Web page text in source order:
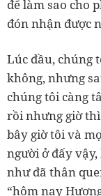
để làm sao cho
đón nhận được
Lúc đầu, chúng
không, nhưng
chúng tôi càng
rồi nhưng giờ
bây giờ tôi và
người ở đấy
như đã thân
“hôm nay